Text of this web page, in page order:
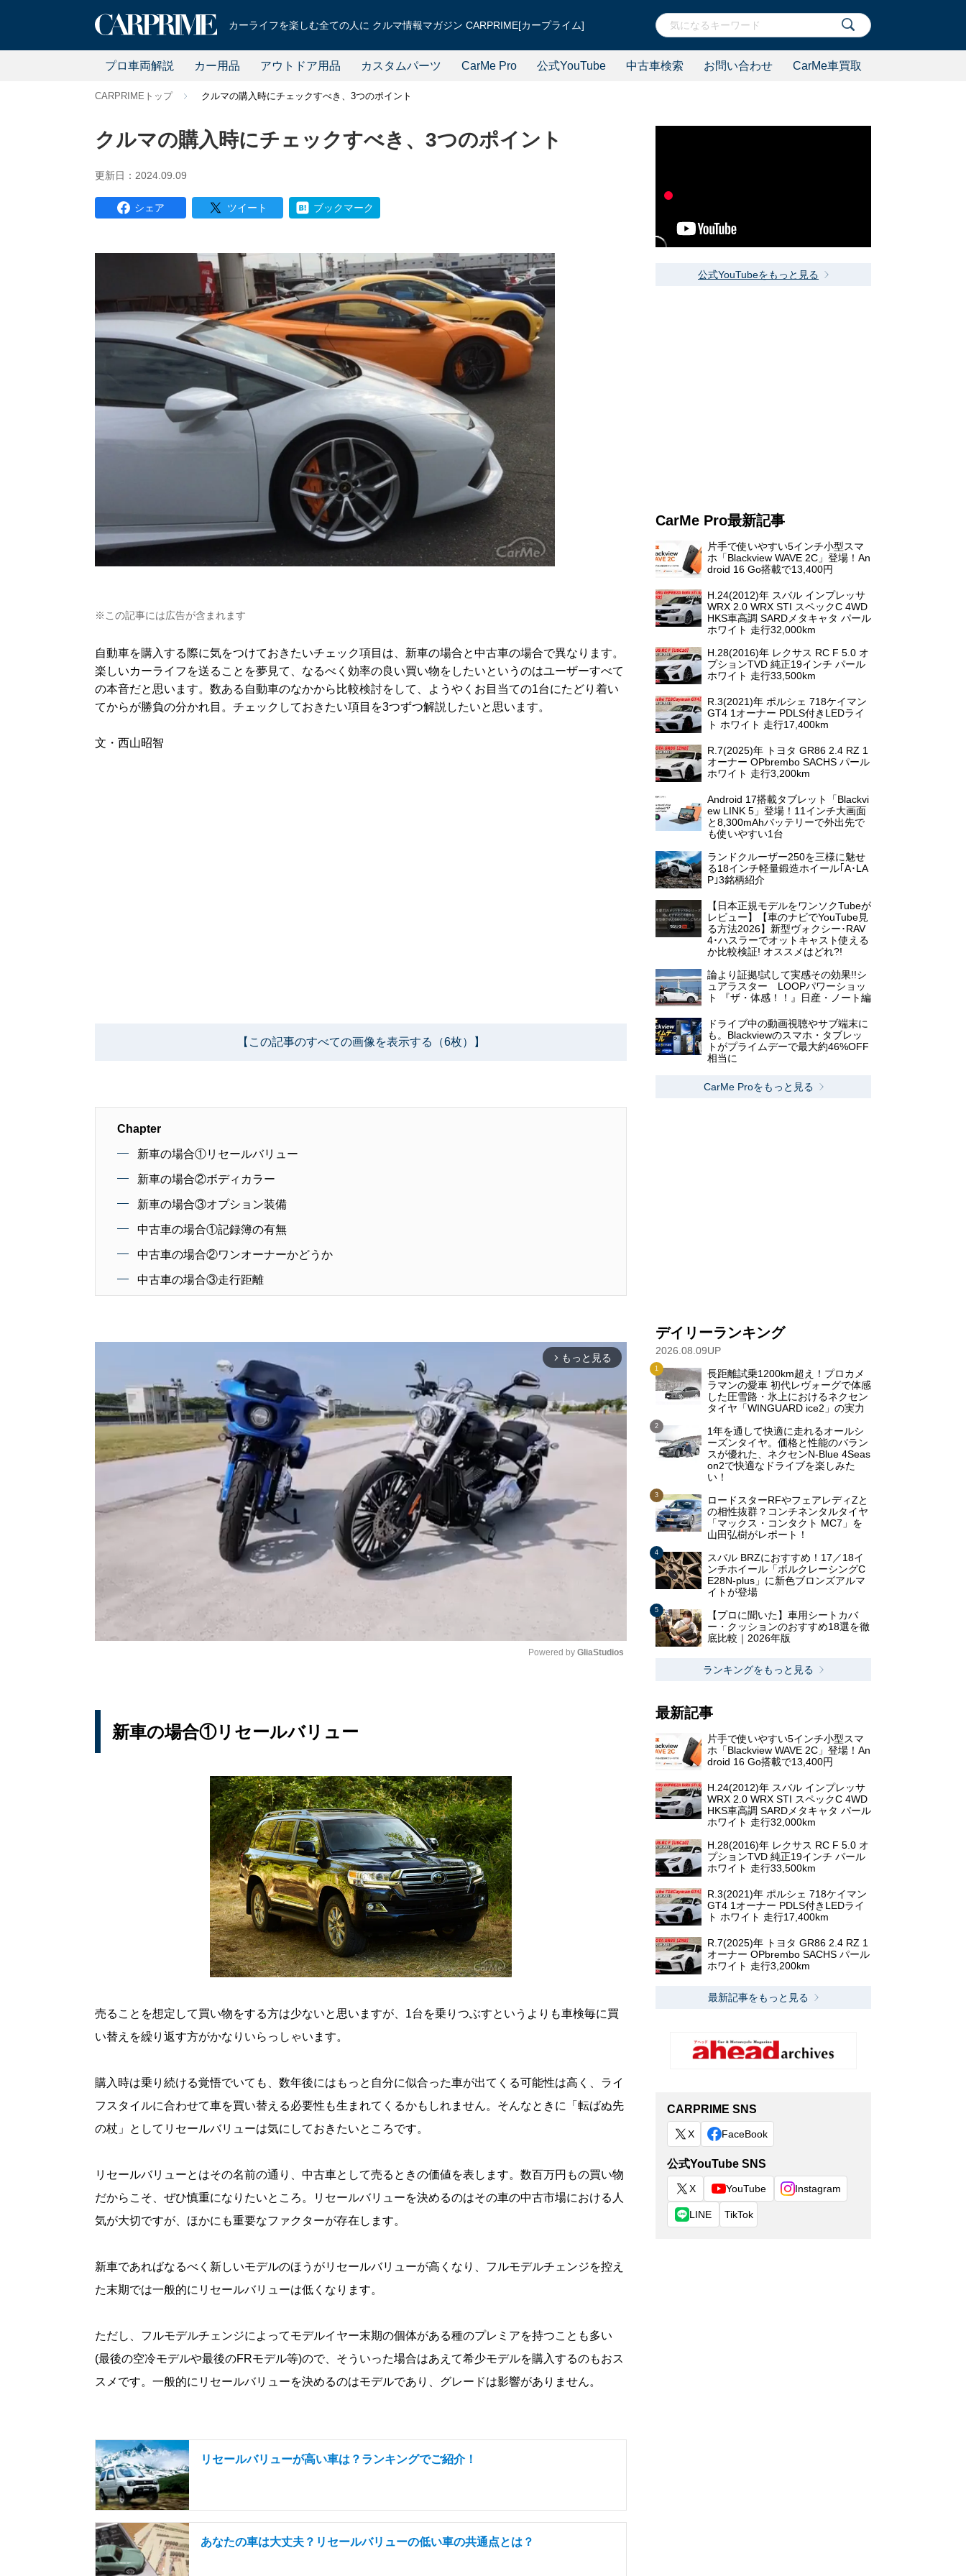
カーライフを楽しむ全ての人に クルマ情報マガジン CARPRIME[カープライム]
プロ車両解説 カー用品 アウトドア用品 カスタムパーツ CarMe Pro 公式YouTube 中古車検索 お問い合わせ CarMe車買取
CARPRIMEトップ クルマの購入時にチェックすべき、3つのポイント
クルマの購入時にチェックすべき、3つのポイント
更新日：2024.09.09
シェア ツイート ブックマーク
※この記事には広告が含まれます
自動車を購入する際に気をつけておきたいチェック項目は、新車の場合と中古車の場合で異なります。
楽しいカーライフを送ることを夢見て、なるべく効率の良い買い物をしたいというのはユーザーすべて
の本音だと思います。数ある自動車のなかから比較検討をして、ようやくお目当ての1台にたどり着い
てからが勝負の分かれ目。チェックしておきたい項目を3つずつ解説したいと思います。
文・西山昭智
【この記事のすべての画像を表示する（6枚）】
Chapter
新車の場合①リセールバリュー
新車の場合②ボディカラー
新車の場合③オプション装備
中古車の場合①記録簿の有無
中古車の場合②ワンオーナーかどうか
中古車の場合③走行距離
arrow_forward_ios もっと見る
Powered by GliaStudios
新車の場合①リセールバリュー
売ることを想定して買い物をする方は少ないと思いますが、1台を乗りつぶすというよりも車検毎に買
い替えを繰り返す方がかなりいらっしゃいます。
購入時は乗り続ける覚悟でいても、数年後にはもっと自分に似合った車が出てくる可能性は高く、ライ
フスタイルに合わせて車を買い替える必要性も生まれてくるかもしれません。そんなときに「転ばぬ先
の杖」としてリセールバリューは気にしておきたいところです。
リセールバリューとはその名前の通り、中古車として売るときの価値を表します。数百万円もの買い物
だからこそ、ぜひ慎重になりたいところ。リセールバリューを決めるのはその車の中古市場における人
気が大切ですが、ほかにも重要なファクターが存在します。
新車であればなるべく新しいモデルのほうがリセールバリューが高くなり、フルモデルチェンジを控え
た末期では一般的にリセールバリューは低くなります。
ただし、フルモデルチェンジによってモデルイヤー末期の個体がある種のプレミアを持つことも多い
(最後の空冷モデルや最後のFRモデル等)ので、そういった場合はあえて希少モデルを購入するのもおス
スメです。一般的にリセールバリューを決めるのはモデルであり、グレードは影響がありません。
リセールバリューが高い車は？ランキングでご紹介！
あなたの車は大丈夫？リセールバリューの低い車の共通点とは？
公式YouTubeをもっと見る
CarMe Pro最新記事
片手で使いやすい5インチ小型スマ
ホ「Blackview WAVE 2C」登場！An
droid 16 Go搭載で13,400円
H.24(2012)年 スバル インプレッサ
WRX 2.0 WRX STI スペックC 4WD
HKS車高調 SARDメタキャタ パール
ホワイト 走行32,000km
H.28(2016)年 レクサス RC F 5.0 オ
プションTVD 純正19インチ パール
ホワイト 走行33,500km
R.3(2021)年 ポルシェ 718ケイマン
GT4 1オーナー PDLS付きLEDライ
ト ホワイト 走行17,400km
R.7(2025)年 トヨタ GR86 2.4 RZ 1
オーナー OPbrembo SACHS パール
ホワイト 走行3,200km
Android 17搭載タブレット「Blackvi
ew LINK 5」登場！11インチ大画面
と8,300mAhバッテリーで外出先で
も使いやすい1台
ランドクルーザー250を三様に魅せ
る18インチ軽量鍛造ホイール｢A･LA
P｣3銘柄紹介
【日本正規モデルをワンソクTubeが
レビュー】【車のナビでYouTube見
る方法2026】新型ヴォクシー･RAV
4･ハスラーでオットキャスト使える
か比較検証! オススメはどれ?!
論より証拠!試して実感その効果!!シ
ュアラスター LOOPパワーショッ
ト 『ザ・体感！！』日産・ノート編
ドライブ中の動画視聴やサブ端末に
も。Blackviewのスマホ・タブレッ
トがプライムデーで最大約46%OFF
相当に
CarMe Proをもっと見る
デイリーランキング
2026.08.09UP
長距離試乗1200km超え！プロカメ
ラマンの愛車 初代レヴォーグで体感
した圧雪路・氷上におけるネクセン
タイヤ「WINGUARD ice2」の実力
1年を通して快適に走れるオールシ
ーズンタイヤ。価格と性能のバラン
スが優れた、ネクセンN-Blue 4Seas
on2で快適なドライブを楽しみた
い！
ロードスターRFやフェアレディZと
の相性抜群？コンチネンタルタイヤ
「マックス・コンタクト MC7」を
山田弘樹がレポート！
スバル BRZにおすすめ！17／18イ
ンチホイール「ボルクレーシングC
E28N-plus」に新色ブロンズアルマ
イトが登場
【プロに聞いた】車用シートカバ
ー・クッションのおすすめ18選を徹
底比較｜2026年版
ランキングをもっと見る
最新記事
片手で使いやすい5インチ小型スマ
ホ「Blackview WAVE 2C」登場！An
droid 16 Go搭載で13,400円
H.24(2012)年 スバル インプレッサ
WRX 2.0 WRX STI スペックC 4WD
HKS車高調 SARDメタキャタ パール
ホワイト 走行32,000km
H.28(2016)年 レクサス RC F 5.0 オ
プションTVD 純正19インチ パール
ホワイト 走行33,500km
R.3(2021)年 ポルシェ 718ケイマン
GT4 1オーナー PDLS付きLEDライ
ト ホワイト 走行17,400km
R.7(2025)年 トヨタ GR86 2.4 RZ 1
オーナー OPbrembo SACHS パール
ホワイト 走行3,200km
最新記事をもっと見る
CARPRIME SNS
X FaceBook
公式YouTube SNS
X YouTube Instagram
LINE TikTok